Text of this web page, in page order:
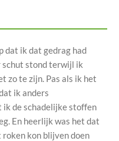
dat ik dat gedrag had
schut stond terwijl ik
zo te zijn. Pas als ik het
ik anders
de schadelijke stoffen
En heerlijk was het dat
roken kon blijven doen